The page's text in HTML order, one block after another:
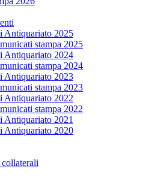
Antiquariato 2025
stampa 2025
Antiquariato 2024
stampa 2024
Antiquariato 2023
stampa 2023
Antiquariato 2022
stampa 2022
Antiquariato 2021
Antiquariato 2020